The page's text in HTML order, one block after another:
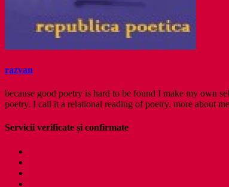
razvan
because good poetry is hard to be found I make my own
poetry. I call it a relational reading of poetry. more about
Servicii verificate și confirmate